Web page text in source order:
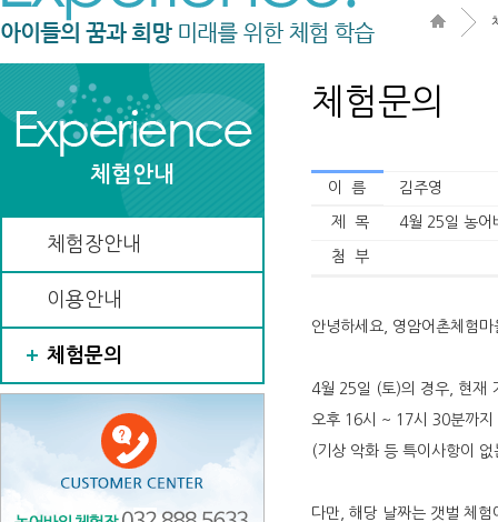
체험안내
체험장안내
이용안내
체험문의
체험문의
이 름 김주영
제 목 4월 25일 농어
첨 부
안녕하세요, 영암어촌체험마
4월 25일 (토)의 경우, 현재
오후 16시 ~ 17시 30분까지
(기상 악화 등 특이사항이
다만, 해당 날짜는 갯벌 체